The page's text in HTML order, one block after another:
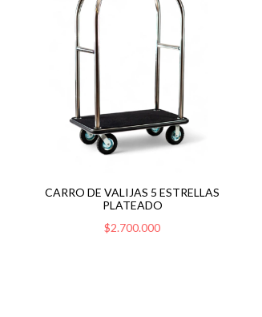
CARRO DE VALIJAS 5 ESTRELLAS
PLATEADO
$2.700.000